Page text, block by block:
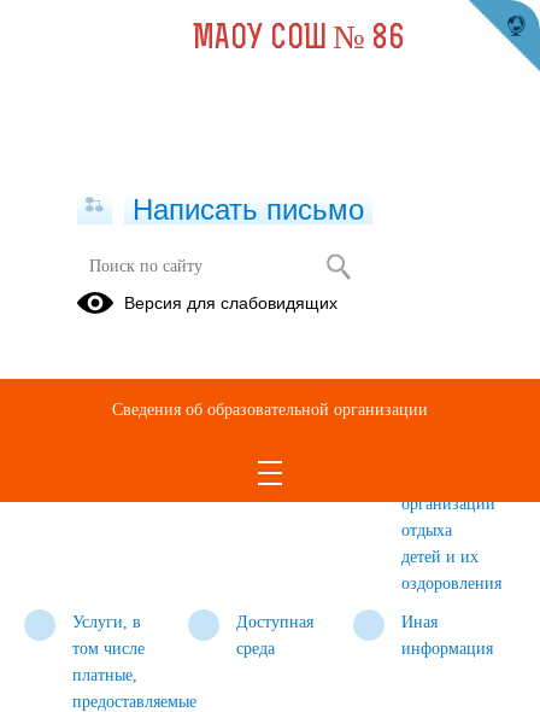
Сведения об организации отдыха
детей и их оздоровлении
обеспечение
организации
отдыха
детей и их
оздоровления
Услуги, в
том числе
платные,
предоставляемые
Доступная
среда
Иная
информация
МАОУ СОШ № 86
Написать письмо
Версия для слабовидящих
Сведения об образовательной организации